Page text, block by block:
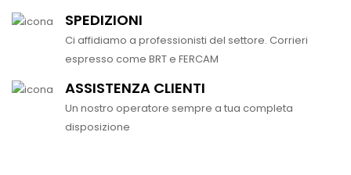
SPEDIZIONI
Ci affidiamo a professionisti del settore. Corrieri
espresso come BRT e FERCAM
ASSISTENZA CLIENTI
Un nostro operatore sempre a tua completa
disposizione